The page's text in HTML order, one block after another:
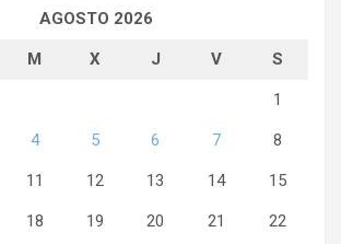
AGOSTO 2026
M X J V S
1
4 5 6 7 8
11 12 13 14 15
18 19 20 21 22